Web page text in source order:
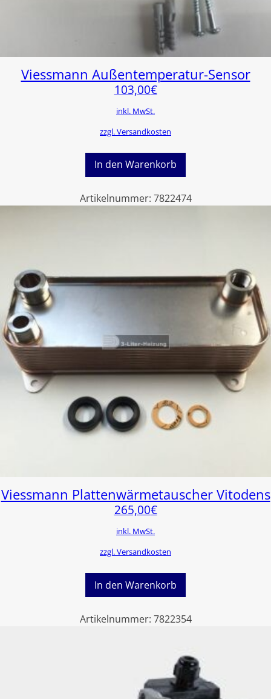
Viessmann Außentemperatur-Sensor
103,00€
inkl. MwSt.
zzgl. Versandkosten
In den Warenkorb
Artikelnummer: 7822474
Viessmann Plattenwärmetauscher Vitodens
265,00€
inkl. MwSt.
zzgl. Versandkosten
In den Warenkorb
Artikelnummer: 7822354